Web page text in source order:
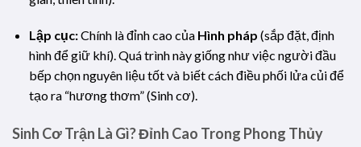
Lập cục:Chính là đỉnh cao của Hình pháp (sắp đặt, định
hình để giữ khí). Quá trình này giống như việc người đầu
bếp chọn nguyên liệu tốt và biết cách điều phối lửa củi để
tạo ra “hương thơm” (Sinh cơ).
Sinh Cơ Trận Là Gì? Đỉnh Cao Trong Phong Thủy